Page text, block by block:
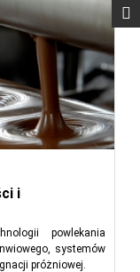
i
powlekania
systemów
próżniowej.